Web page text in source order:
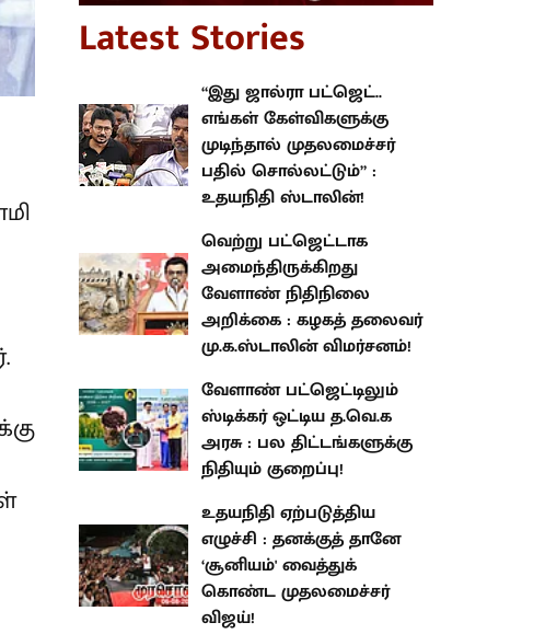
“இது ஜால்ரா பட்ஜெட்.. எங்கள்
கேள்விகளுக்கு முடிந்தால்
: உதயநிதி ஸ்டாலின்!
வெற்று பட்ஜெட்டாக
அமைந்திருக்கிறது வேளாண்
நிதிநிலை அறிக்கை : கழகத்
விமர்சனம்!
வேளாண் பட்ஜெட்டிலும் ஸ்டிக்கர்
ஒட்டிய த.வெ.க அரசு : பல
திட்டங்களுக்கு நிதியும் குறைப்பு!
உதயநிதி ஏற்படுத்திய எழுச்சி :
தனக்குத் தானே ‘சூனியம்'
வைத்துக் கொண்ட முதலமைச்சர்
விஜய்!